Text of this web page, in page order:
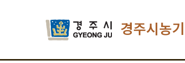
경주시농